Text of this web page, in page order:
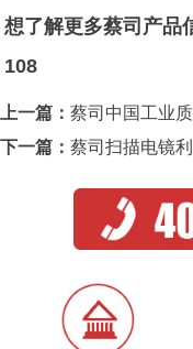
想了解更多蔡司产品
108
上一篇： 蔡司中国工业
下一篇： 蔡司扫描电镜